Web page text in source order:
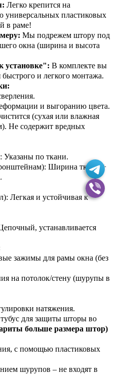
Легко крепится на
универсальных пластиковых
в раме!
Мы подрежем штору под
окна (ширина и высота
установке": В комплекте вы
и легкого монтажа.
и выгоранию цвета.
(сухая или влажная
Не содержит вредных
по ткани.
Ширина ткани +
Легкая и устойчивая к
устанавливается
зажимы для рамы окна (без
на потолок/стену (шурупы в
натяжения.
для защиты шторы во
больше размера штор)
с помощью пластиковых
шурупов – не входят в